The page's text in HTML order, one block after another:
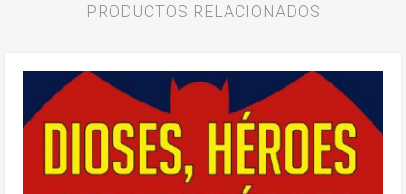
PRODUCTOS RELACIONADOS